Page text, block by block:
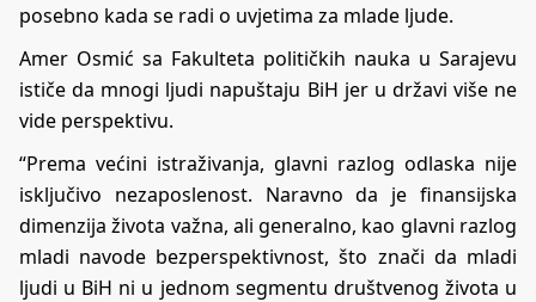
posebno kada se radi o uvjetima za mlade ljude.
Amer Osmić sa Fakulteta političkih nauka u Sarajevu
ističe da mnogi ljudi napuštaju BiH jer u državi više ne
vide perspektivu.
“Prema većini istraživanja, glavni razlog odlaska nije
isključivo nezaposlenost. Naravno da je finansijska
dimenzija života važna, ali generalno, kao glavni razlog
mladi navode bezperspektivnost, što znači da mladi
ljudi u BiH ni u jednom segmentu društvenog života u